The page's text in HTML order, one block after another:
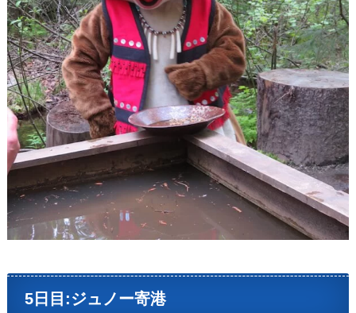
5日目:ジュノー寄港